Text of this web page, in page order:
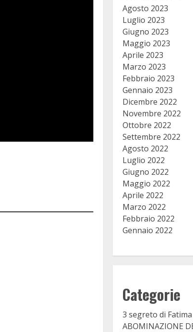
Agosto 2023
Luglio 2023
Giugno 2023
Maggio 2023
Aprile 2023
Marzo 2023
Febbraio 2023
Gennaio 2023
Dicembre 2022
Novembre 2022
Ottobre 2022
Settembre 2022
Agosto 2022
Luglio 2022
Giugno 2022
Maggio 2022
Aprile 2022
Marzo 2022
Febbraio 2022
Gennaio 2022
Categorie
3 segreto di Fatima
ABOMINAZIONE